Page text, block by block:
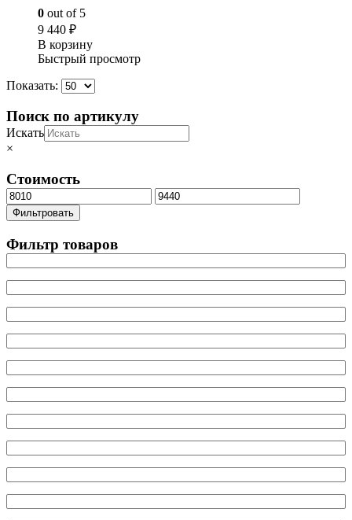
0 out of 5
9 440 ₽
В корзину
Быстрый просмотр
Показать:
Поиск по артикулу
Искать
×
Стоимость
Минимальная
цена
Максимальная
цена
Фильтровать
Фильтр товаров